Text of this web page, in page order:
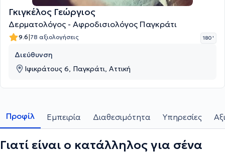
Γκιγκέλος Γεώργιος
Δερματολόγος - Αφροδισιολόγος Παγκράτι
9.6|78 αξιολογήσεις 180 '
Διεύθυνση
Ιφικράτους 6, Παγκράτι, Αττική
Προφίλ Εμπειρία Διαθεσιμότητα Υπηρεσίες
Γιατί είναι ο κατάλληλος για σένα